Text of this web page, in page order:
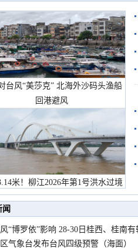
台风“美莎克” 北海外沙码头渔船
回港避风
米！柳江2026年第1号洪水过境
市民在堤岸见证汛况
闻
“博罗依”影响 28-30日桂西、桂南有
气象台发布台风四级预警（海面）